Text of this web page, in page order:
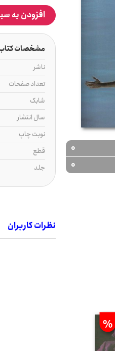
0
0
افزودن به
مشخصات کتاب
ناشر
تعداد صفحات
شابک
سال انتشار
نوبت چاپ
قطع
جلد
نظرات کاربران
%